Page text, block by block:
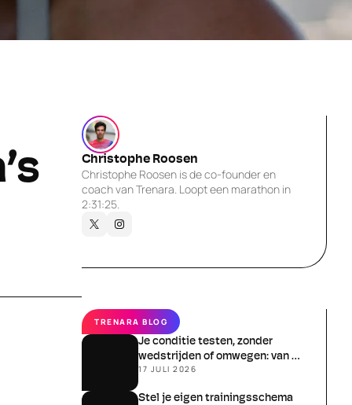
Christophe Roosen
Christophe Roosen is de co-founder en
coach van Trenara. Loopt een marathon in
2:31:25.
TRENARA BLOG
Je conditie testen, zonder
wedstrijden of omwegen: van
schatten naar meten
17 JULI 2026
Stel je eigen trainingsschema